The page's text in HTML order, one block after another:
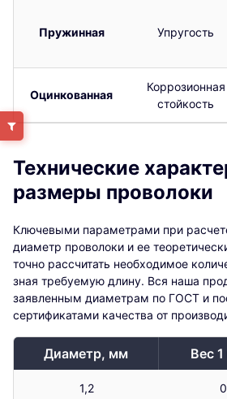
Пружинная Упругость
Оцинкованная
Коррозионная
стойкость
Технические
размеры проволоки
Ключевыми параметрами при
диаметр проволоки и ее
точно рассчитать необходимое
зная требуемую длину. Вся наша
заявленным диаметрам по ГОСТ и
сертификатами качества от
Диаметр, мм Вес
1,2